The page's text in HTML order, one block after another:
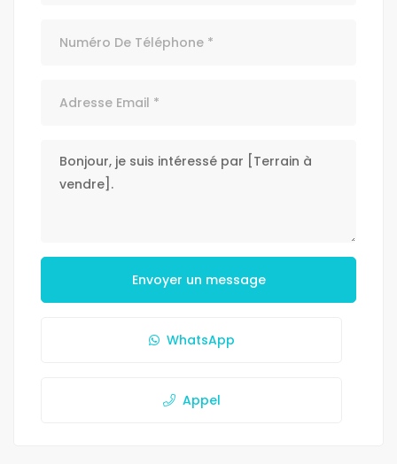
Envoyer un message
WhatsApp
Appel